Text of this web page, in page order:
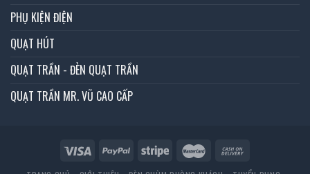
PHỤ KIỆN ĐIỆN
QUẠT HÚT
QUẠT TRẦN - ĐÈN QUẠT TRẦN
QUẠT TRẦN MR. VŨ CAO CẤP